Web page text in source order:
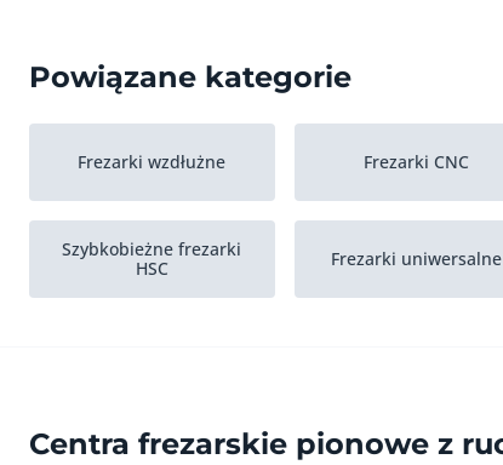
Powiązane kategorie
Frezarki wzdłużne Frezarki CNC
Szybkobieżne frezarki
HSC
Frezarki uniwersalne
Centra frezarskie pionowe z